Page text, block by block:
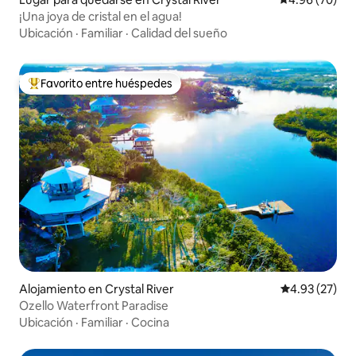
¡Una joya de cristal en el agua!
Ubicación · Familiar · Calidad del sueño
Favorito entre huéspedes preferido
Favorito entre huéspedes
Alojamiento en Crystal River Calificación
4.93 (27)
Ozello Waterfront Paradise
Ubicación · Familiar · Cocina